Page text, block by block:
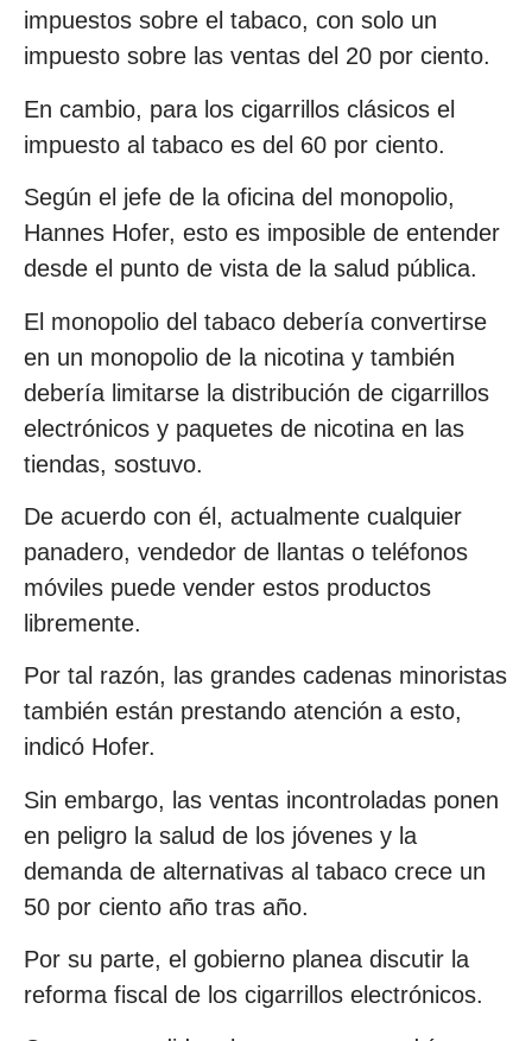
impuestos sobre el tabaco, con solo un
impuesto sobre las ventas del 20 por ciento.
En cambio, para los cigarrillos clásicos el
impuesto al tabaco es del 60 por ciento.
Según el jefe de la oficina del monopolio,
Hannes Hofer, esto es imposible de entender
desde el punto de vista de la salud pública.
El monopolio del tabaco debería convertirse
en un monopolio de la nicotina y también
debería limitarse la distribución de cigarrillos
electrónicos y paquetes de nicotina en las
tiendas, sostuvo.
De acuerdo con él, actualmente cualquier
panadero, vendedor de llantas o teléfonos
móviles puede vender estos productos
libremente.
Por tal razón, las grandes cadenas minoristas
también están prestando atención a esto,
indicó Hofer.
Sin embargo, las ventas incontroladas ponen
en peligro la salud de los jóvenes y la
demanda de alternativas al tabaco crece un
50 por ciento año tras año.
Por su parte, el gobierno planea discutir la
reforma fiscal de los cigarrillos electrónicos.